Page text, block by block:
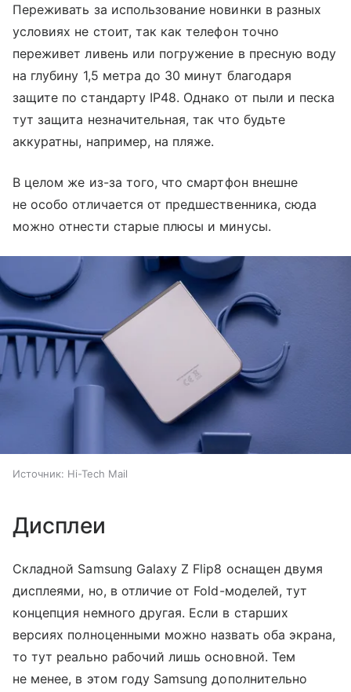
Переживать за использование новинки в разных
условиях не стоит, так как телефон точно
переживет ливень или погружение в пресную воду
на глубину 1,5 метра до 30 минут благодаря
защите по стандарту IP48. Однако от пыли и песка
тут защита незначительная, так что будьте
аккуратны, например, на пляже.
В целом же из-за того, что смартфон внешне
не особо отличается от предшественника, сюда
можно отнести старые плюсы и минусы.
Источник: Hi-Tech Mail
Дисплеи
Складной Samsung Galaxy Z Flip8 оснащен двумя
дисплеями, но, в отличие от Fold-моделей, тут
концепция немного другая. Если в старших
версиях полноценными можно назвать оба экрана,
то тут реально рабочий лишь основной. Тем
не менее, в этом году Samsung дополнительно